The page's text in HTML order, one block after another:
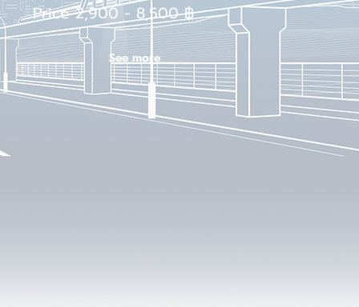
Price 2,900 - 8,500 ฿
See more